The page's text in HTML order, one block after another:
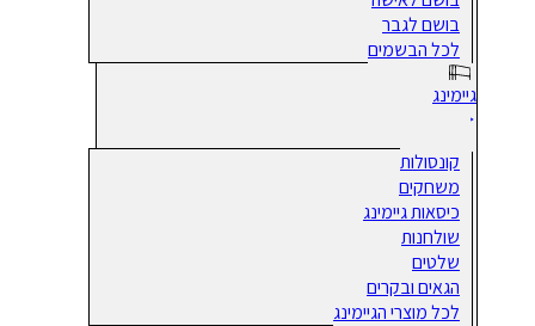
בושם לגבר
לכל הבשמים
גיימינג
קונסולות
משחקים
כיסאות גיימינג
שולחנות
שלטים
הגאים ובקרים
לכל מוצרי הגיימינג